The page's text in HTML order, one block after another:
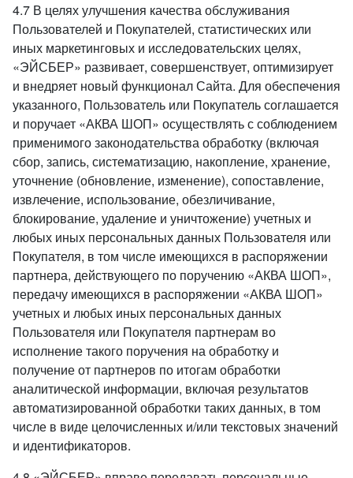
4.7 В целях улучшения качества обслуживания
Пользователей и Покупателей, статистических или
иных маркетинговых и исследовательских целях,
«ЭЙСБЕР» развивает, совершенствует, оптимизирует
и внедряет новый функционал Сайта. Для обеспечения
указанного, Пользователь или Покупатель соглашается
и поручает «АКВА ШОП» осуществлять с соблюдением
применимого законодательства обработку (включая
сбор, запись, систематизацию, накопление, хранение,
уточнение (обновление, изменение), сопоставление,
извлечение, использование, обезличивание,
блокирование, удаление и уничтожение) учетных и
любых иных персональных данных Пользователя или
Покупателя, в том числе имеющихся в распоряжении
партнера, действующего по поручению «АКВА ШОП»,
передачу имеющихся в распоряжении «АКВА ШОП»
учетных и любых иных персональных данных
Пользователя или Покупателя партнерам во
исполнение такого поручения на обработку и
получение от партнеров по итогам обработки
аналитической информации, включая результатов
автоматизированной обработки таких данных, в том
числе в виде целочисленных и/или текстовых значений
и идентификаторов.